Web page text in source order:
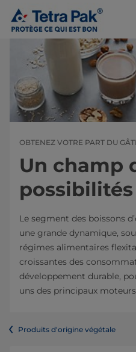
OBTENEZ VOTRE PART DU
Un champ
possibilités
Le segment des boissons
une grande dynamique,
régimes alimentaires
croissantes des
développement durable,
uns des principaux
Produits d'origine végétale